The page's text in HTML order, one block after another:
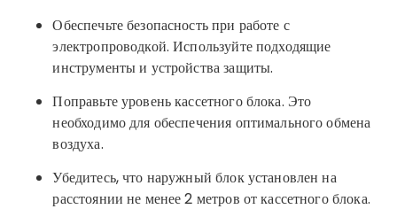
Обеспечьте безопасность при работе с
электропроводкой. Используйте подходящие
инструменты и устройства защиты.
Поправьте уровень кассетного блока. Это
необходимо для обеспечения оптимального обмена
воздуха.
Убедитесь, что наружный блок установлен на
расстоянии не менее 2 метров от кассетного блока.